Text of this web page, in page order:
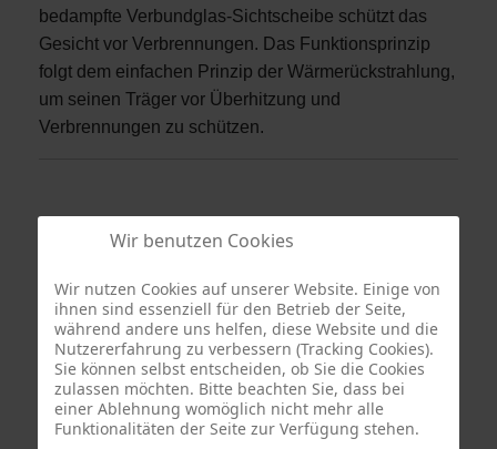
bedampfte Verbundglas-Sichtscheibe schützt das
Gesicht vor Verbrennungen. Das Funktionsprinzip
folgt dem einfachen Prinzip der Wärmerückstrahlung,
um seinen Träger vor Überhitzung und
Verbrennungen zu schützen.
Termine
Wir benutzen Cookies
Wir nutzen Cookies auf unserer Website. Einige von
ihnen sind essenziell für den Betrieb der Seite,
während andere uns helfen, diese Website und die
Nutzererfahrung zu verbessern (Tracking Cookies).
Sie können selbst entscheiden, ob Sie die Cookies
zulassen möchten. Bitte beachten Sie, dass bei
einer Ablehnung womöglich nicht mehr alle
Funktionalitäten der Seite zur Verfügung stehen.